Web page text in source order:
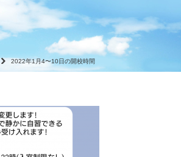
2022年1月4〜10日の開校時間